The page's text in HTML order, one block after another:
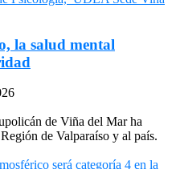
la salud mental
de Viña del Mar ha
de Valparaíso y al país.